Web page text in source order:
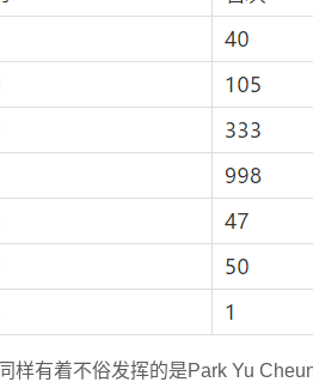
同样有着不俗发挥的是Park Yu